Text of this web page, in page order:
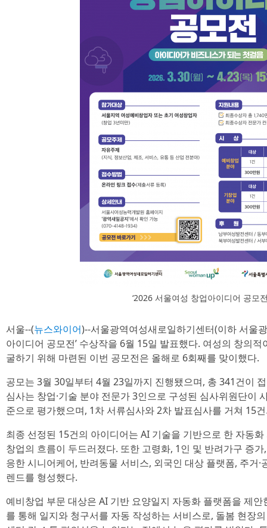
‘2026 서울여성 창업아이디어 공모
서울--(뉴스와이어)--서울광역여성새로일하기센터(이하 서울
아이디어 공모전’ 수상작을 6월 15일 발표했다. 여성의 창의
굴하기 위해 마련된 이번 공모전은 올해로 6회째를 맞이했다.
공모는 3월 30일부터 4월 23일까지 진행됐으며, 총 341건이
심사는 창업·기술 분야 전문가 3인으로 구성된 심사위원단이
준으로 평가했으며, 1차 서류심사와 2차 발표심사를 거쳐 15
최종 선정된 15건의 아이디어는 AI 기술을 기반으로 한 자동
창업의 흐름이 두드러졌다. 또한 고령화, 1인 및 반려가구 증
응한 시니어케어, 반려동물 서비스, 외국인 대상 플랫폼, 주거
렌드를 형성했다.
예비창업 부문 대상은 AI 기반 요양일지 자동화 플랫폼을 제안
를 통해 일지와 청구서를 자동 작성하는 서비스로, 돌봄 현장